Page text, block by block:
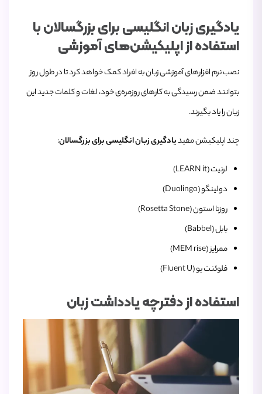
یادگیری زبان انگلیسی برای بزرگسالان با
استفاده از اپلیکیشن‌های آموزشی
نصب نرم افزارهای آموزشی زبان به افراد کمک خواهد کرد تا در طول روز
بتوانند ضمن رسیدگی به کارهای روزمره‌ی خود، لغات و کلمات جدید این
زبان را یاد بگیرند.
چند اپلیکیشن‌ مفیدیادگیری زبان انگلیسی برای بزرگسالان:
لرنیت (LEARN it)
دولینگو (Duolingo)
روزتا استون (Rosetta Stone)
بابل (Babbel)
ممرایز (MEM rise)
فلوئنت‌ یو (Fluent U)
استفاده از دفترچه یادداشت زبان